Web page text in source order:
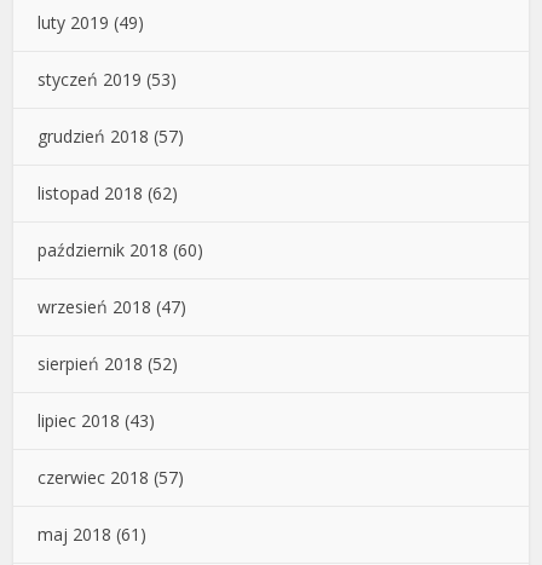
luty 2019 (49)
styczeń 2019 (53)
grudzień 2018 (57)
listopad 2018 (62)
październik 2018 (60)
wrzesień 2018 (47)
sierpień 2018 (52)
lipiec 2018 (43)
czerwiec 2018 (57)
maj 2018 (61)